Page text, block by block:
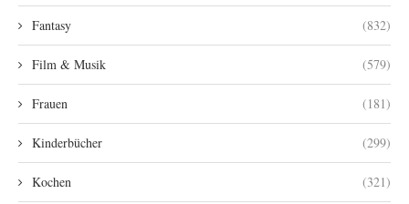
Fantasy (832)
Film & Musik (579)
Frauen (181)
Kinderbücher (299)
Kochen (321)